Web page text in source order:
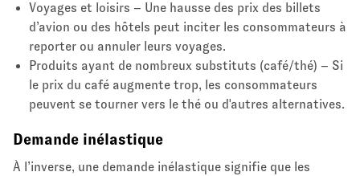
Voyages et loisirs – Une hausse des prix des billets
d’avion ou des hôtels peut inciter les consommateurs à
reporter ou annuler leurs voyages.
Produits ayant de nombreux substituts (café/thé) – Si
le prix du café augmente trop, les consommateurs
peuvent se tourner vers le thé ou d'autres alternatives.
Demande inélastique
À l’inverse, une demande inélastique signifie que les